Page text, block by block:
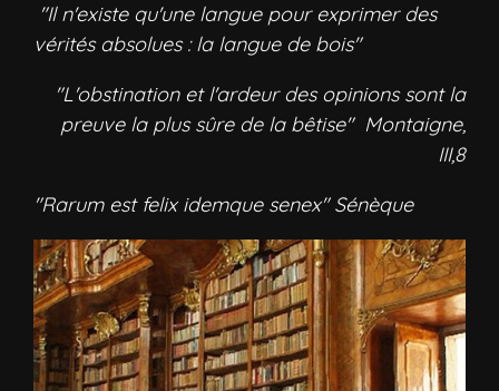
"Il n'existe qu'une langue pour exprimer des
vérités absolues : la langue de bois"
"L'obstination et l'ardeur des opinions sont la
preuve la plus sûre de la bêtise" Montaigne,
III,8
"Rarum est felix idemque senex" Sénèque